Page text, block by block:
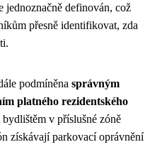
jednoznačně definován, což
přesně identifikovat, zda
podmíněna správným
platného rezidentského
v příslušné zóně
získávají parkovací oprávnění